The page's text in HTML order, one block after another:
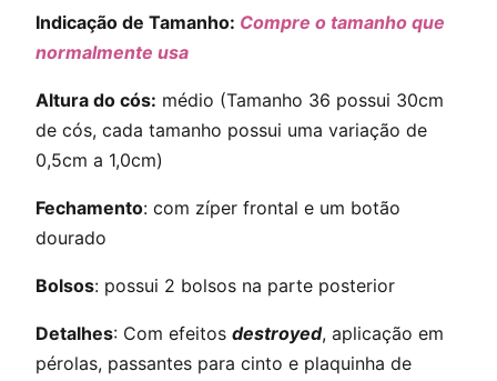
Indicação de Tamanho: Compre o tamanho que
normalmente usa
Altura do cós: médio (Tamanho 36 possui 30cm
de cós, cada tamanho possui uma variação de
0,5cm a 1,0cm)
Fechamento: com zíper frontal e um botão
dourado
Bolsos: possui 2 bolsos na parte posterior
Detalhes: Com efeitos destroyed, aplicação em
pérolas, passantes para cinto e plaquinha de